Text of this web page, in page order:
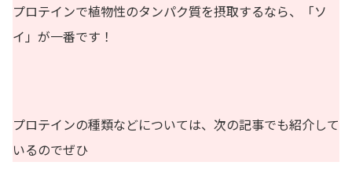
プロテインで植物性のタンパク質を摂取するなら、「ソ
イ」が一番です！
プロテインの種類などについては、次の記事でも紹介して
いるのでぜひ